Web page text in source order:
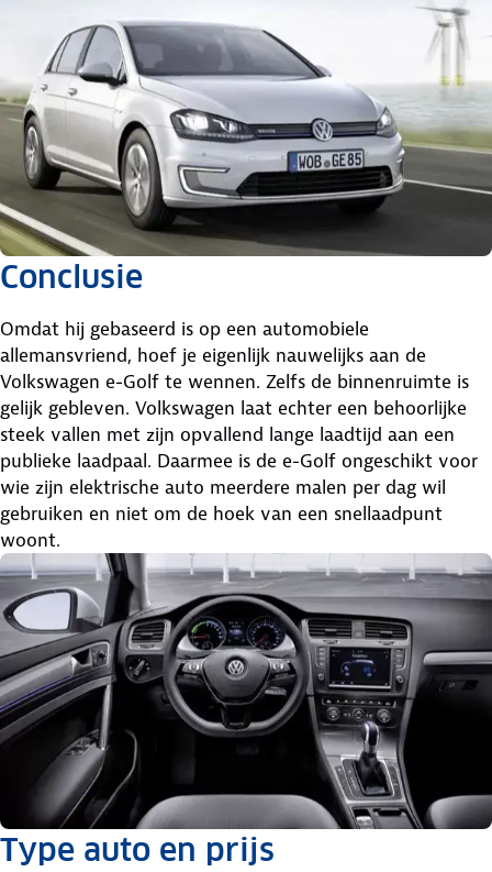
Conclusie
Omdat hij gebaseerd is op een automobiele
allemansvriend, hoef je eigenlijk nauwelijks aan de
Volkswagen e-Golf te wennen. Zelfs de binnenruimte is
gelijk gebleven. Volkswagen laat echter een behoorlijke
steek vallen met zijn opvallend lange laadtijd aan een
publieke laadpaal. Daarmee is de e-Golf ongeschikt voor
wie zijn elektrische auto meerdere malen per dag wil
gebruiken en niet om de hoek van een snellaadpunt
woont.
Type auto en prijs